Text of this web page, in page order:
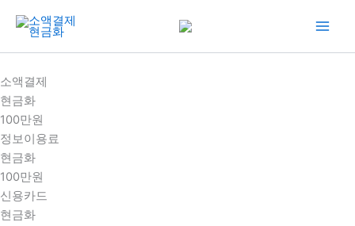
건
너
뛰
기
소액결제
현금화
100만원
정보이용료
현금화
100만원
신용카드
현금화